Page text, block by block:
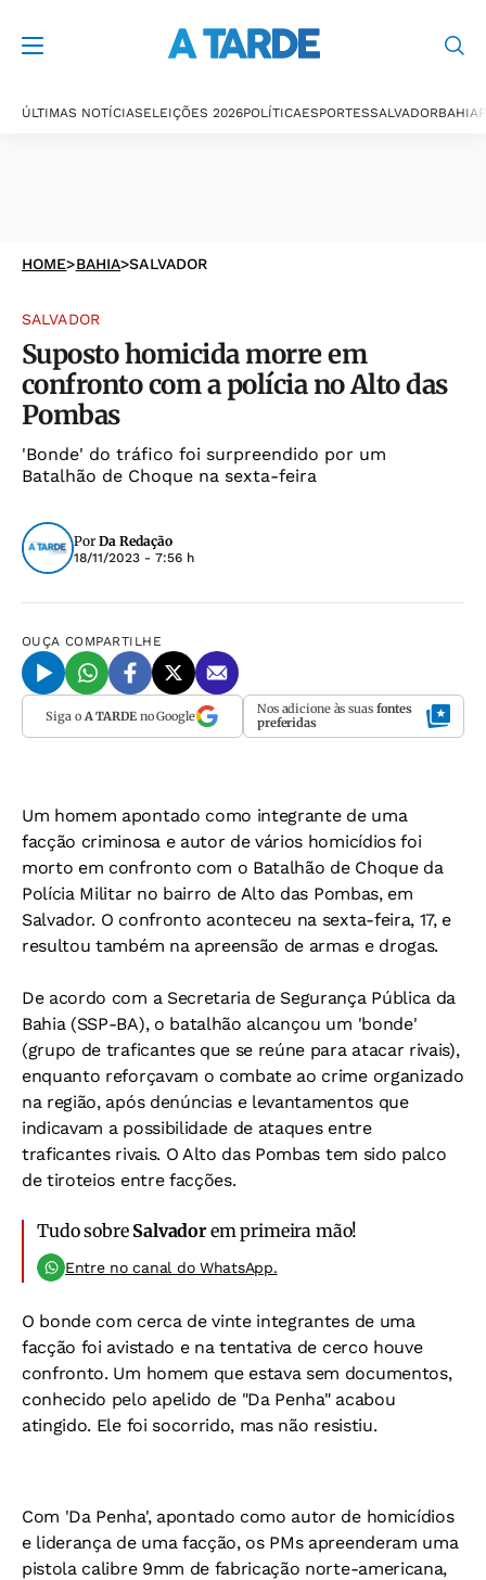
ÚLTIMAS NOTÍCIASELEIÇÕES 2026POLÍTICAESPORTESSALVADORBAHIA
HOME>BAHIA>SALVADOR
SALVADOR
Suposto homicida morre em
confronto com a polícia no Alto das
Pombas
'Bonde' do tráfico foi surpreendido por um
Batalhão de Choque na sexta-feira
Por Da Redação
18/11/2023 - 7:56 h
OUÇA COMPARTILHE
Siga o A TARDEno Google Nos adicione às suas fontes
preferidas
Um homem apontado como integrante de uma
facção criminosa e autor de vários homicídios foi
morto em confronto com o Batalhão de Choque da
Polícia Militar no bairro de Alto das Pombas, em
Salvador. O confronto aconteceu na sexta-feira, 17, e
resultou também na apreensão de armas e drogas.
De acordo com a Secretaria de Segurança Pública da
Bahia (SSP-BA), o batalhão alcançou um 'bonde'
(grupo de traficantes que se reúne para atacar rivais),
enquanto reforçavam o combate ao crime organizado
na região, após denúncias e levantamentos que
indicavam a possibilidade de ataques entre
traficantes rivais. O Alto das Pombas tem sido palco
de tiroteios entre facções.
Tudo sobre Salvadorem primeira mão!
Entre no canal do WhatsApp.
O bonde com cerca de vinte integrantes de uma
facção foi avistado e na tentativa de cerco houve
confronto. Um homem que estava sem documentos,
conhecido pelo apelido de "Da Penha" acabou
atingido. Ele foi socorrido, mas não resistiu.
Com 'Da Penha', apontado como autor de homicídios
e liderança de uma facção, os PMs apreenderam uma
pistola calibre 9mm de fabricação norte-americana,